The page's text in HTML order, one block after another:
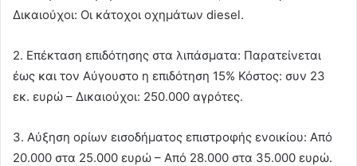
Δικαιούχοι: Οι κάτοχοι οχημάτων diesel.
2. Επέκταση επιδότησης στα λιπάσματα: Παρατείνεται
έως και τον Αύγουστο η επιδότηση 15% Κόστος: συν 23
εκ. ευρώ – Δικαιούχοι: 250.000 αγρότες.
3. Αύξηση ορίων εισοδήματος επιστροφής ενοικίου: Από
20.000 στα 25.000 ευρώ – Από 28.000 στα 35.000 ευρώ.